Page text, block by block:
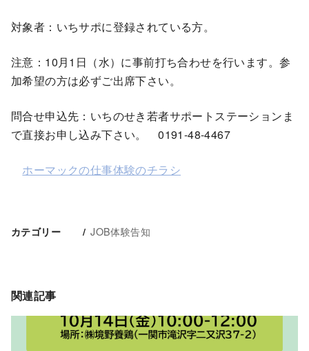
対象者：いちサポに登録されている方。
注意：10月1日（水）に事前打ち合わせを行います。参
加希望の方は必ずご出席下さい。
問合せ申込先：いちのせき若者サポートステーションま
で直接お申し込み下さい。 0191-48-4467
ホーマックの仕事体験のチラシ
カテゴリー JOB体験告知
関連記事